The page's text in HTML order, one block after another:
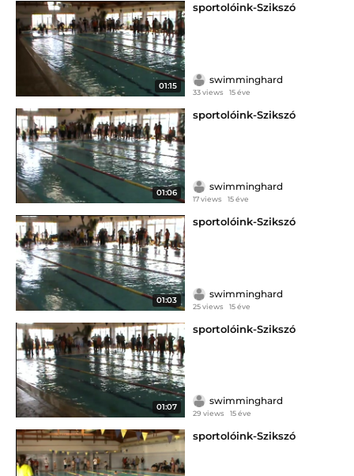
01:15
sportolóink-Szikszó
swimminghard
33 views 15 éve
01:06
sportolóink-Szikszó
swimminghard
17 views 15 éve
01:03
sportolóink-Szikszó
swimminghard
25 views 15 éve
01:07
sportolóink-Szikszó
swimminghard
29 views 15 éve
sportolóink-Szikszó